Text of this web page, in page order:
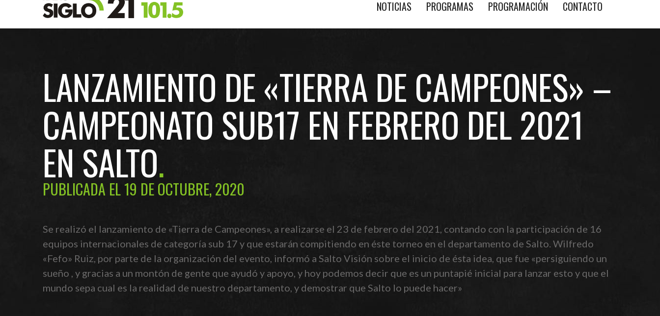
NOTICIAS PROGRAMAS PROGRAMACIÓN CONTACTO
LANZAMIENTO DE «TIERRA DE CAMPEONES» –
CAMPEONATO SUB17 EN FEBRERO DEL 2021
EN SALTO
PUBLICADA EL 19 DE OCTUBRE, 2020
Se realizó el lanzamiento de «Tierra de Campeones», a realizarse el 23 de febrero del 2021, contando con la participación de 16
equipos internacionales de categoría sub 17 y que estarán compitiendo en éste torneo en el departamento de Salto. Wilfredo
«Fefo» Ruiz, por parte de la organización del evento, informó a Salto Visión sobre el inicio de ésta idea, que fue «persiguiendo un
sueño , y gracias a un montón de gente que ayudó y apoyo, y hoy podemos decir que es un puntapié inicial para lanzar esto y que el
mundo sepa cual es la realidad de nuestro departamento, y demostrar que Salto lo puede hacer»